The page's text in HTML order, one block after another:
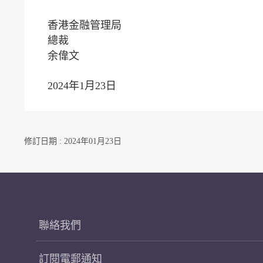
香港金融管理局
總裁
余偉文
2024年1月23日
修訂日期 : 2024年01月23日
聯絡我們
訂閱電郵通知